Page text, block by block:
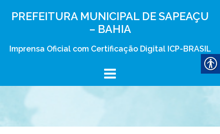
PREFEITURA MUNICIPAL DE SAPEAÇU
– BAHIA
Imprensa Oficial com Certificação Digital ICP-BRASIL